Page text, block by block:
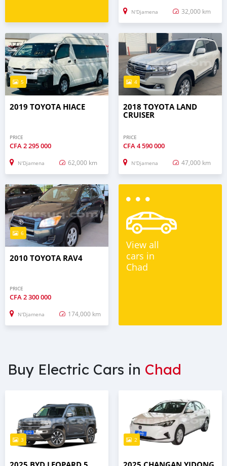
N'Djamena 32,000 km
5
2019 TOYOTA HIACE
PRICE
CFA2 295 000
N'Djamena 62,000 km
4
2018 TOYOTA LAND
CRUISER
PRICE
CFA4 590 000
N'Djamena 47,000 km
6
2010 TOYOTA RAV4
PRICE
CFA2 300 000
N'Djamena 174,000 km
View all
cars in
Chad
Buy Electric Cars in Chad
3 2